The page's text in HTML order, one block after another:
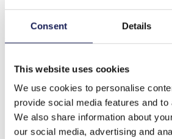
Consent Details
This website uses cookies
We use cookies to personalise
provide social media features and
We also share information about
our social media, advertising and
Description
X-F1.2 H066-003 No. 2 Hair Claw
D'autres ont acheté aussi